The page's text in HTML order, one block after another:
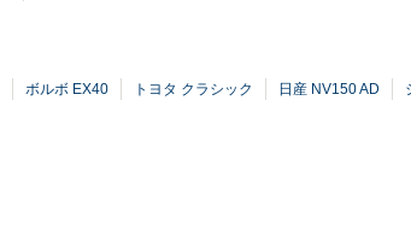
ボルボ EX40 トヨタ クラシック 日産 NV150 AD